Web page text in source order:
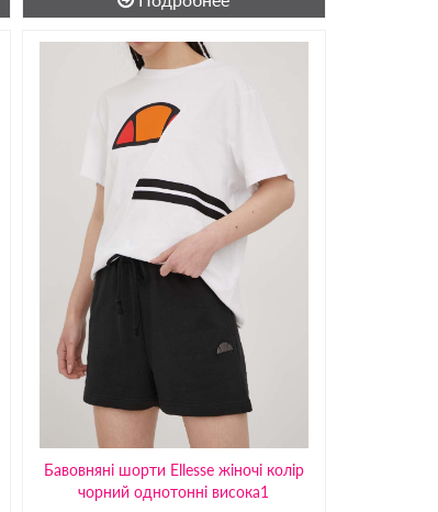
Бавовняні шорти Ellesse жіночі колір
чорний однотонні висока1